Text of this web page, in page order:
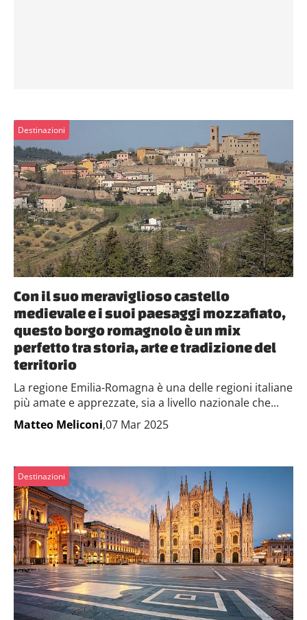
Destinazioni
Con il suo meraviglioso castello
medievale e i suoi paesaggi mozzafiato,
questo borgo romagnolo è un mix
perfetto tra storia, arte e tradizione del
territorio
La regione Emilia-Romagna è una delle regioni italiane
più amate e apprezzate, sia a livello nazionale che...
Matteo Meliconi,07 Mar 2025
Destinazioni